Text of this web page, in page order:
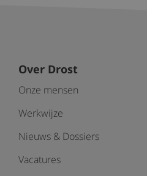
Over Drost
Onze mensen
Werkwijze
Nieuws & Dossiers
Vacatures